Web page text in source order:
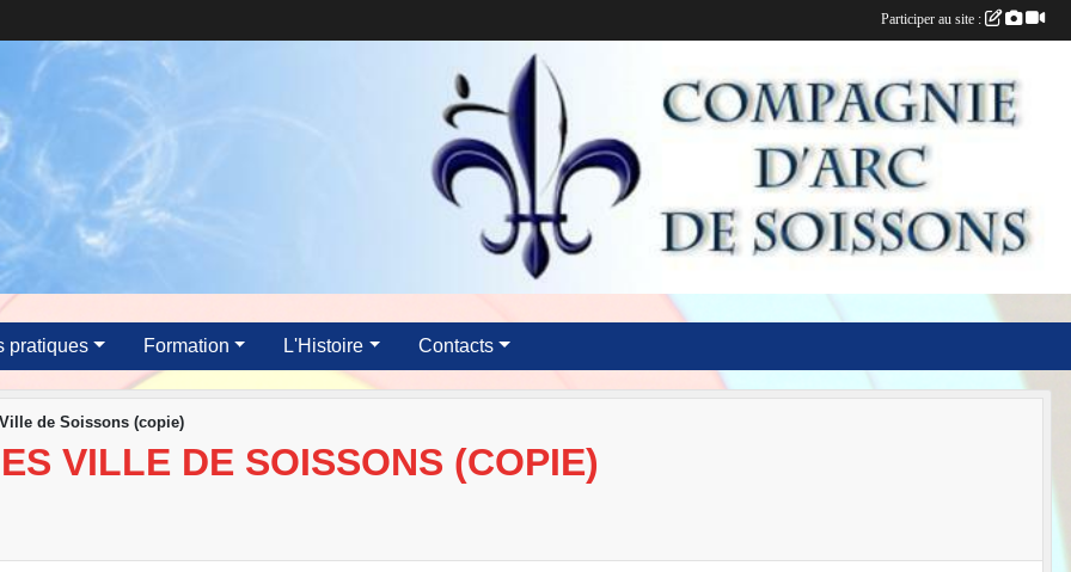
pratiques Formation L'Histoire Contacts
de Soissons (copie)
VILLE DE SOISSONS (COPIE)
Participer au site :